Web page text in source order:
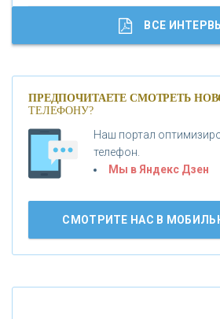
«ГАЗПРОМБАНК»
«МОСКОВСКИЙ КРЕДИТНЫЙ
«БАНК ВОЗРОЖДЕНИЕ»
АО «КРЕДИТ ЕВРОПА БАНК»
Банки.ру обновил логотип
ВСЕ
ПРЕДПОЧИТАЕТЕ СМОТРЕТЬ
ТЕЛЕФОНУ?
Наш портал
телефон.
Мы в Яндекс Дзен
СМОТРИТЕ НАС В